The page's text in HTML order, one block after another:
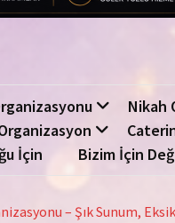
Nikah
İçin Bizim İçin
– Şık Sunum,